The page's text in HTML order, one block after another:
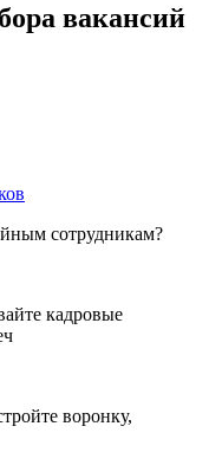
вакансий
сотрудникам?
кадровые
воронку,